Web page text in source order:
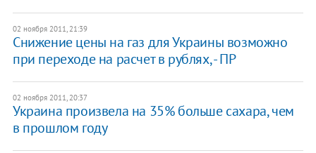
02 ноября 2011, 21:39
​Снижение цены на газ для Украины возможно
при переходе на расчет в рублях, - ПР
02 ноября 2011, 20:37
Украина произвела на 35% больше сахара, чем
в прошлом году